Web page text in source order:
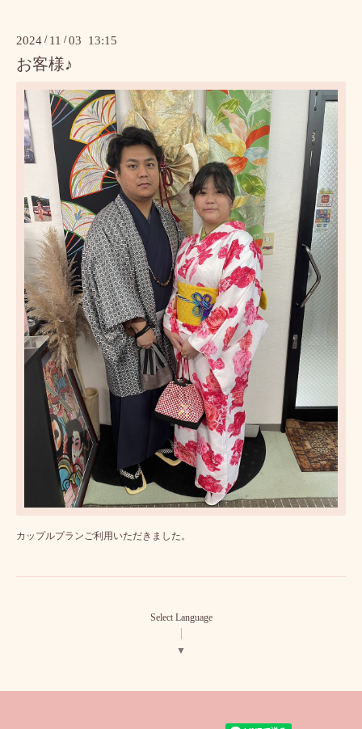
2024 / 11 /03 13:15
お客様♪
カップルプランご利用いただきました。
Select Language
▼